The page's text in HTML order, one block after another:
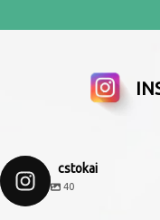
cstokai
40